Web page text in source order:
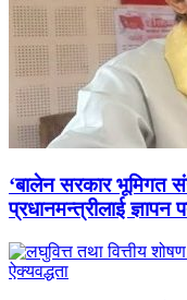
‘बालेन सरकार भूमिगत
प्रधानमन्त्रीलाई